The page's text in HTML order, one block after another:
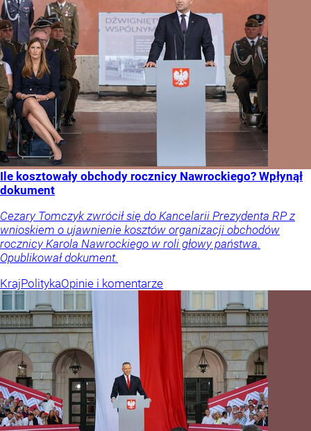
Ile kosztowały obchody rocznicy Nawrockiego? Wpłynął
dokument
Cezary Tomczyk zwrócił się do Kancelarii Prezydenta RP z
wnioskiem o ujawnienie kosztów organizacji obchodów
rocznicy Karola Nawrockiego w roli głowy państwa.
Opublikował dokument.
KrajPolitykaOpinie i komentarze